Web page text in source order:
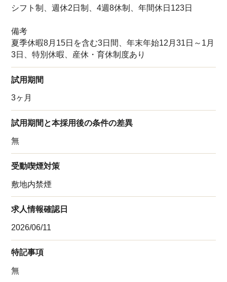
シフト制、週休2日制、4週8休制、年間休日123日
備考
夏季休暇8月15日を含む3日間、年末年始12月31日～1月
3日、特別休暇、産休・育休制度あり
試用期間
3ヶ月
試用期間と本採用後の条件の差異
無
受動喫煙対策
敷地内禁煙
求人情報確認日
2026/06/11
特記事項
無